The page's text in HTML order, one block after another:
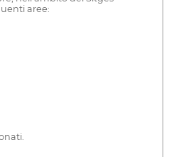
aree: